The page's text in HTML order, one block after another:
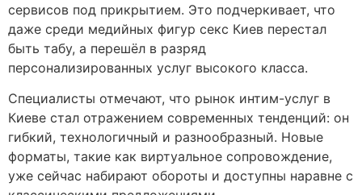
сервисов под прикрытием. Это подчеркивает, что
даже среди медийных фигур секс Киев перестал
быть табу, а перешёл в разряд
персонализированных услуг высокого класса.
Специалисты отмечают, что рынок интим-услуг в
Киеве стал отражением современных тенденций: он
гибкий, технологичный и разнообразный. Новые
форматы, такие как виртуальное сопровождение,
уже сейчас набирают обороты и доступны наравне с